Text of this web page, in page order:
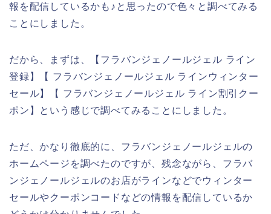
報を配信しているかも♪と思ったので色々と調べてみる
ことにしました。
だから、まずは、【フラバンジェノールジェル ライン
登録】【 フラバンジェノールジェル ラインウィンター
セール】【 フラバンジェノールジェル ライン割引クー
ポン】という感じで調べてみることにしました。
ただ、かなり徹底的に、フラバンジェノールジェルの
ホームページを調べたのですが、残念ながら、フラバ
ンジェノールジェルのお店がラインなどでウィンター
セールやクーポンコードなどの情報を配信しているか